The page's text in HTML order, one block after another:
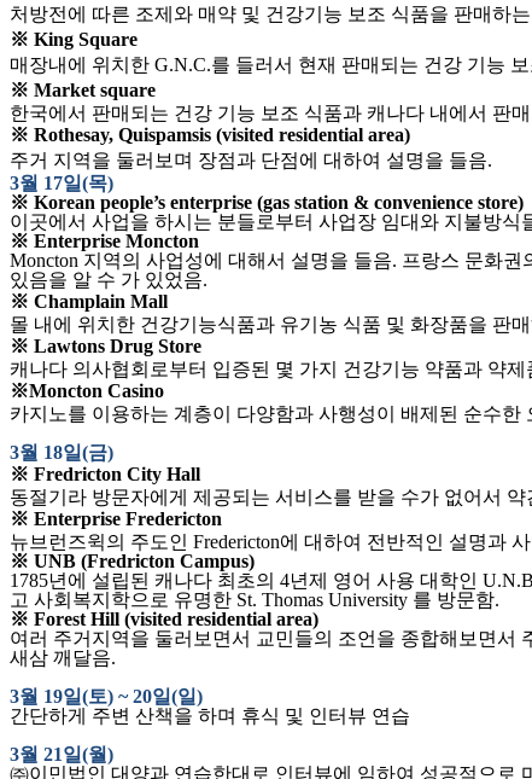
처방전에 따른 조제와 매약 및 건강기능 보조 식품을 판매하는
※ King Square
매장내에 위치한 G.N.C.를 들러서 현재 판매되는 건강 기능
※ Market square
한국에서 판매되는 건강 기능 보조 식품과 캐나다 내에서 판
※ Rothesay, Quispamsis (visited residential area)
주거 지역을 둘러보며 장점과 단점에 대하여 설명을 들음.
3월 17일(목)
※ Korean people’s enterprise (gas station & convenience store)
이곳에서 사업을 하시는 분들로부터 사업장 임대와 지불방식
※ Enterprise Moncton
Moncton 지역의 사업성에 대해서 설명을 들음. 프랑스 문화권
있음을 알 수 가 있었음.
※ Champlain Mall
몰 내에 위치한 건강기능식품과 유기농 식품 및 화장품을 판
※ Lawtons Drug Store
캐나다 의사협회로부터 입증된 몇 가지 건강기능 약품과 약
※Moncton Casino
카지노를 이용하는 계층이 다양함과 사행성이 배제된 순수한
3월 18일(금)
※ Fredricton City Hall
동절기라 방문자에게 제공되는 서비스를 받을 수가 없어서
※ Enterprise Fredericton
뉴브런즈윅의 주도인 Fredericton에 대하여 전반적인 설명과
※ UNB (Fredricton Campus)
1785년에 설립된 캐나다 최초의 4년제 영어 사용 대학인
고 사회복지학으로 유명한 St. Thomas University 를 방문함.
※ Forest Hill (visited residential area)
여러 주거지역을 둘러보면서 교민들의 조언을 종합해보면서
새삼 깨달음.
3월 19일(토) ~ 20일(일)
간단하게 주변 산책을 하며 휴식 및 인터뷰 연습
3월 21일(월)
㈜이민법인 대양과 연습한대로 인터뷰에 임하여 성공적으로